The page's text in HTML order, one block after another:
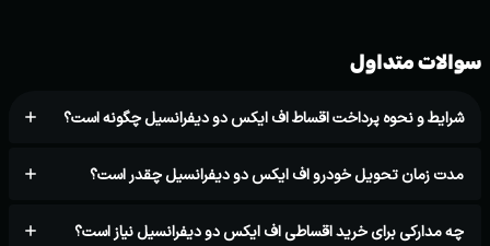
سوالات متداول
شرایط و نحوه پرداخت اقساط اف ایکس دو دیفرانسیل چگونه است؟
مدت زمان تحویل خودرو اف ایکس دو دیفرانسیل چقدر است؟
چه مدارکی برای خرید اقساطی اف ایکس دو دیفرانسیل نیاز است؟